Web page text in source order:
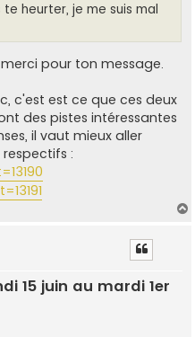
te heurter, je me suis mal
pour ton message.
c'est est ce que ces deux
des pistes intéressantes
il vaut mieux aller
:
15 juin au mardi 1er